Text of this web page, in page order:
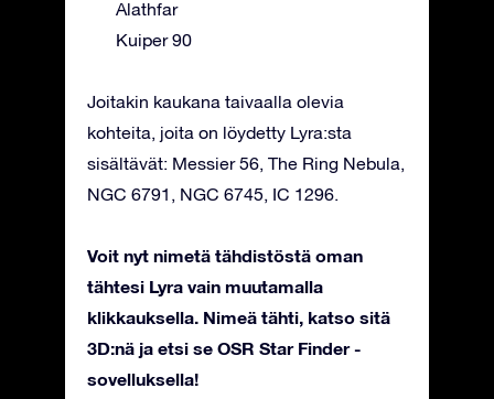
Alathfar
Kuiper 90
Joitakin kaukana taivaalla olevia
kohteita, joita on löydetty Lyra:sta
sisältävät: Messier 56, The Ring Nebula,
NGC 6791, NGC 6745, IC 1296.
Voit nyt nimetä tähdistöstä oman
tähtesi Lyra vain muutamalla
klikkauksella. Nimeä tähti, katso sitä
3D:nä ja etsi se OSR Star Finder -
sovelluksella!